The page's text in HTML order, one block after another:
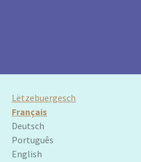
Lëtzebuergesch
Français
Deutsch
Português
English